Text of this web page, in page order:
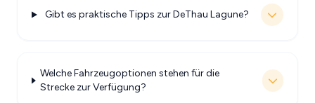
Gibt es praktische Tipps zur DeThau Lagune?
Welche Fahrzeugoptionen stehen für die
Strecke zur Verfügung?